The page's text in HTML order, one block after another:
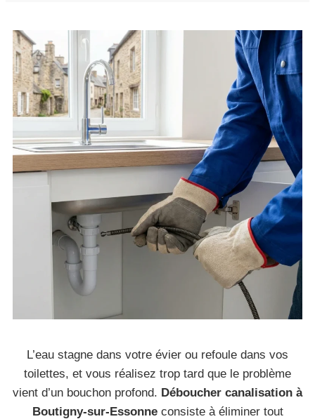
L’eau stagne dans votre évier ou refoule dans vos
toilettes, et vous réalisez trop tard que le problème
vient d’un bouchon profond. Déboucher canalisation à
Boutigny-sur-Essonneconsiste à éliminer tout